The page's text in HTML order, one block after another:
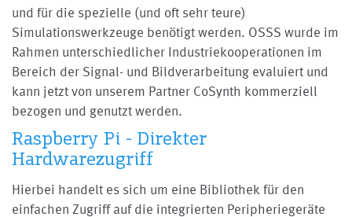
und für die spezielle (und oft sehr teure)
Simulationswerkzeuge benötigt werden. OSSS wurde im
Rahmen unterschiedlicher Industriekooperationen im
Bereich der Signal- und Bildverarbeitung evaluiert und
kann jetzt von unserem Partner CoSynth kommerziell
bezogen und genutzt werden.
Raspberry Pi - Direkter
Hardwarezugriff
Hierbei handelt es sich um eine Bibliothek für den
einfachen Zugriff auf die integrierten Peripheriegeräte